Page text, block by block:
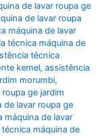
de lavar roupa ge
de lavar roupa
máquina de lavar
técnica máquina de
técnica
kemel,assistência
morumbi,
ge jardim
de lavar roupa ge
máquina de lavar
máquina de